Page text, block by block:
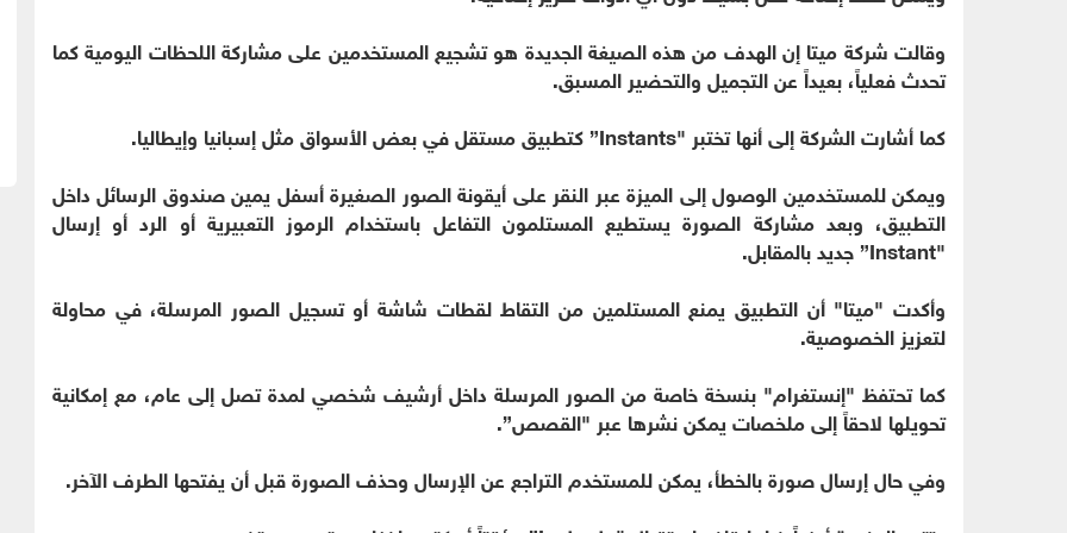
وقالت شركة ميتا إن الهدف من هذه الصيغة الجديدة هو تشجيع المستخدمين على مشاركة اللحظات اليومية كما
تحدث فعلياً، بعيداً عن التجميل والتحضير المسبق.
كما أشارت الشركة إلى أنها تختبر "Instants” كتطبيق مستقل في بعض الأسواق مثل إسبانيا وإيطاليا.
ويمكن للمستخدمين الوصول إلى الميزة عبر النقر على أيقونة الصور الصغيرة أسفل يمين صندوق الرسائل داخل
التطبيق، وبعد مشاركة الصورة يستطيع المستلمون التفاعل باستخدام الرموز التعبيرية أو الرد أو إرسال
"Instant” جديد بالمقابل.
وأكدت "ميتا" أن التطبيق يمنع المستلمين من التقاط لقطات شاشة أو تسجيل الصور المرسلة، في محاولة
لتعزيز الخصوصية.
كما تحتفظ "إنستغرام" بنسخة خاصة من الصور المرسلة داخل أرشيف شخصي لمدة تصل إلى عام، مع إمكانية
تحويلها لاحقاً إلى ملخصات يمكن نشرها عبر "القصص”.
وفي حال إرسال صورة بالخطأ، يمكن للمستخدم التراجع عن الإرسال وحذف الصورة قبل أن يفتحها الطرف الآخر.